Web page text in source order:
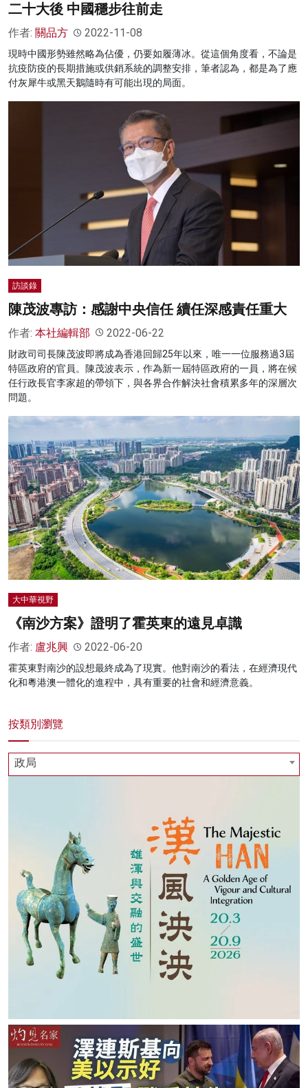
二十大後 中國穩步往前走
作者: 關品方 2022-11-08
現時中國形勢雖然略為佔優，仍要如履薄冰。從這個角度看，不論是
抗疫防疫的長期措施或供銷系統的調整安排，筆者認為，都是為了應
付灰犀牛或黑天鵝隨時有可能出現的局面。
訪談錄
陳茂波專訪：感謝中央信任 續任深感責任重大
作者: 本社編輯部 2022-06-22
財政司司長陳茂波即將成為香港回歸25年以來，唯一一位服務過3屆
特區政府的官員。陳茂波表示，作為新一屆特區政府的一員，將在候
任行政長官李家超的帶領下，與各界合作解決社會積累多年的深層次
問題。
大中華視野
《南沙方案》證明了霍英東的遠見卓識
作者: 盧兆興 2022-06-20
霍英東對南沙的設想最終成為了現實。他對南沙的看法，在經濟現代
化和粵港澳一體化的進程中，具有重要的社會和經濟意義。
按類別瀏覽
政局